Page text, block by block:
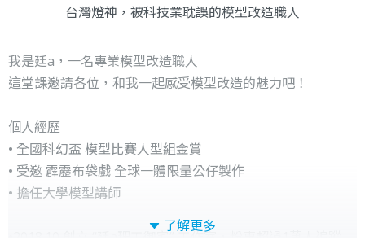
台灣燈神，被科技業耽誤的模型改造職人
我是廷a，一名專業模型改造職人
這堂課邀請各位，和我一起感受模型改造的魅力吧！
個人經歷
• 全國科幻盃 模型比賽人型組金賞
• 受邀 霹靂布袋戲 全球一體限量公仔製作
• 擔任大學模型講師
•2018.10 創立 “廷a理工御宅” 工作室，粉專超過1萬人追蹤
了解更多